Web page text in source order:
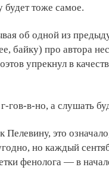
тоже самое.
об одной из
байку) про автора
упрекнул в
гов-в-но, а слушать
это
но каждый
фенолога — в